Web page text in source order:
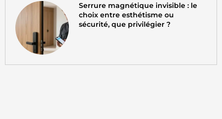
Serrure magnétique invisible : le
choix entre esthétisme ou
sécurité, que privilégier ?